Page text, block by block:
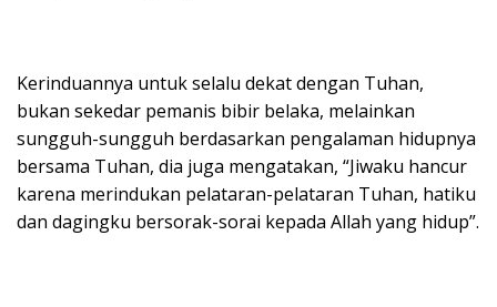
Kerinduannya untuk selalu dekat dengan Tuhan,
bukan sekedar pemanis bibir belaka, melainkan
sungguh-sungguh berdasarkan pengalaman hidupnya
bersama Tuhan, dia juga mengatakan, “Jiwaku hancur
karena merindukan pelataran-pelataran Tuhan, hatiku
dan dagingku bersorak-sorai kepada Allah yang hidup”.